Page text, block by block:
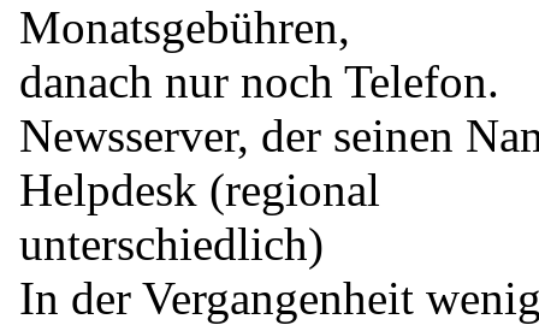
Monatsgebühren,
danach nur noch Telefon.
Newsserver, der seinen
Helpdesk (regional
unterschiedlich)
In der Vergangenheit